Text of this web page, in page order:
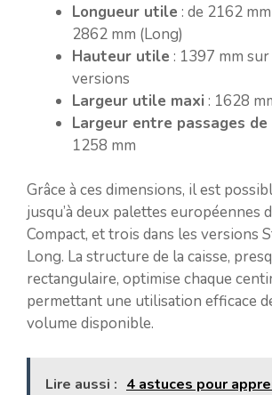
Longueur utile : de 2162
2862 mm (Long)
Hauteur utile : 1397 mm
versions
Largeur utile maxi : 1628
Largeur entre passages de
1258 mm
Grâce à ces dimensions, il est
jusqu’à deux palettes européennes
Compact, et trois dans les versions
Long. La structure de la caisse,
rectangulaire, optimise chaque
permettant une utilisation efficace
volume disponible.
Lire aussi : 4 astuces pour